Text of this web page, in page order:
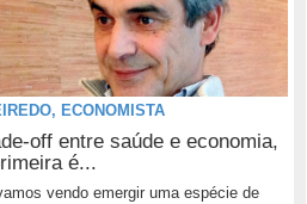
ECONOMISTA
off entre saúde e economia,
é...
vendo emergir uma espécie de